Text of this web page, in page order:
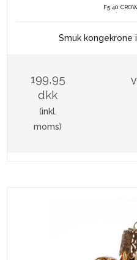
F5 40
Smuk
199,95
dkk
(inkl.
moms)